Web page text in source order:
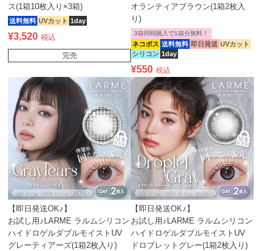
ス(1箱10枚入り×3箱)
送料無料 UVカット 1day
¥3,520 税込
完売
オランティアブラウン(1箱2枚入
り)
ネコポス 送料無料 即日発送 UVカット
シリコン 1day
3箱同時購入で1箱分無料！
¥550 税込
【即日発送OK♪】
お試し用♪LARME ラルムシリコン
ハイドロゲルダブルモイストUV
グレーティアーズ(1箱2枚入り)
【即日発送OK♪】
お試し用♪LARME ラルムシリコン
ハイドロゲルダブルモイストUV
ドロプレットグレー(1箱2枚入り)